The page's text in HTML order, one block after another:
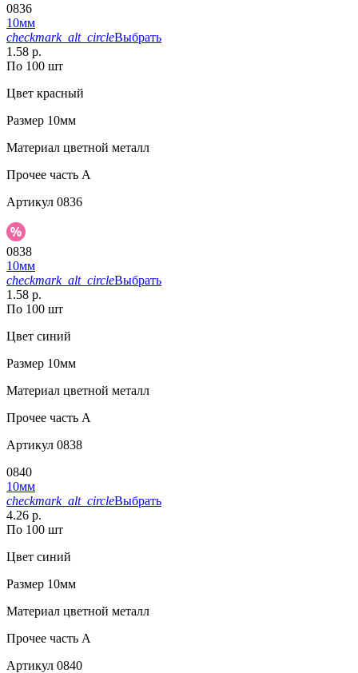
0836
10мм
checkmark_alt_circleВыбрать
1.58 р.
По 100 шт
Цвет красный
Размер 10мм
Материал цветной металл
Прочее часть A
Артикул 0836
0838
10мм
checkmark_alt_circleВыбрать
1.58 р.
По 100 шт
Цвет синий
Размер 10мм
Материал цветной металл
Прочее часть A
Артикул 0838
0840
10мм
checkmark_alt_circleВыбрать
4.26 р.
По 100 шт
Цвет синий
Размер 10мм
Материал цветной металл
Прочее часть A
Артикул 0840